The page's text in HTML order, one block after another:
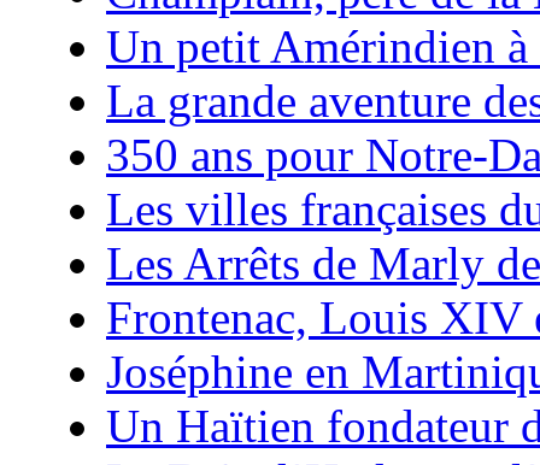
Un petit Amérindien
La grande aventure
350 ans pour Notre-
Les villes françaises
Les Arrêts de Marly
Frontenac, Louis XIV
Joséphine en
Un Haïtien fondateur